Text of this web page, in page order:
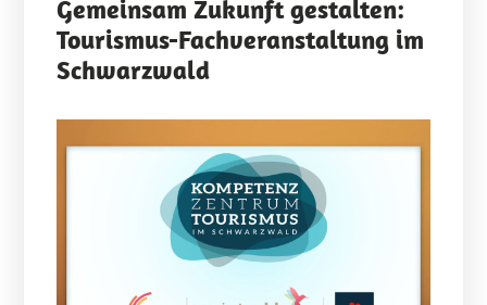
Gemeinsam Zukunft gestalten:
Tourismus-Fachveranstaltung im
Schwarzwald